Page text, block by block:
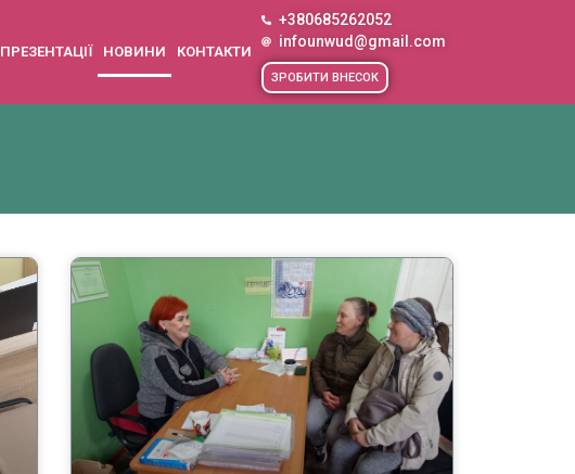
ПРЕЗЕНТАЦІЇ НОВИНИ КОНТАКТИ
+380685262052
infounwud@gmail.com
ЗРОБИТИ ВНЕСОК